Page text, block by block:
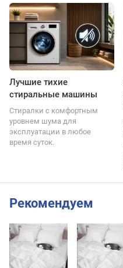
Лучшие тихие
стиральные машины
Стиралки с комфортным
уровнем шума для
эксплуатации в любое
время суток.
Рекомендуем